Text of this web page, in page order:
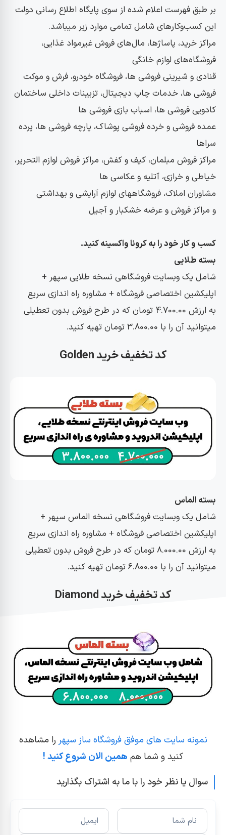
بر طبق فهرست اعلام شده از سوی پایگاه اطلاع رسانی دولت
این کسب‌وکارهای شامل تمامی موارد زیر میباشد.
مراکز خرید، پاساژها، مال‌های فروش غیرمواد غذایی،
فروشگاه‌های لوازم خانگی
قنادی و شیرینی فروشی ها، فروشگاه خودرو، فرش و موکت
فروشی ها، خدمات چاپ دیجیتال، تزیینات داخلی ساختمان
کادویی فروشی ها، اسباب بازی فروشی ها
عمده فروشی و خرده فروشی پوشاک، پارچه فروشی ها، پرده
سراها
مراکز فروش مبلمان، کیف و کفش، مراکز فروش لوازم التحریر،
خیاطی و خرازی، آتلیه و عکاسی ها
مشاوران املاک، فروشگاههای لوازم آرایشی و بهداشتی
و مراکز فروش و عرضه خشکبار و آجیل
کسب و کار خود را به کرونا واکسینه کنید.
بسته طلایی
شامل یک وبسایت فروشگاهی نسخه طلایی سپهر +
اپلیکشین اختصاصی فروشگاه + مشاوره راه اندازی سریع
به ارزش 4.700.00 تومان که در طرح فروش بدون تعطیلی
میتوانید آن را با 3.800.00 تومان تهیه کنید.
کد تخفیف خریدGolden
بسته الماس
شامل یک وبسایت فروشگاهی نسخه الماس سپهر +
اپلیکشین اختصاصی فروشگاه + مشاوره راه اندازی سریع
به ارزش 8.000.00 تومان که در طرح فروش بدون تعطیلی
میتوانید آن را با 6.800.00 تومان تهیه کنید.
کد تخفیف خریدDiamond
نمونه سایت های موفق فروشگاه ساز سپهر را مشاهده
کنید و شما هم همین الان شروع کنید !
سوال یا نظر خود را با ما به اشتراک بگذارید